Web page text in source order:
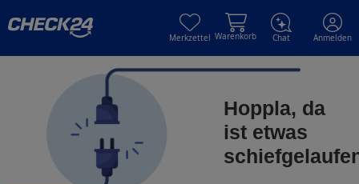
Merkzettel Warenkorb Chat Anmelden
Hoppla, da
ist etwas